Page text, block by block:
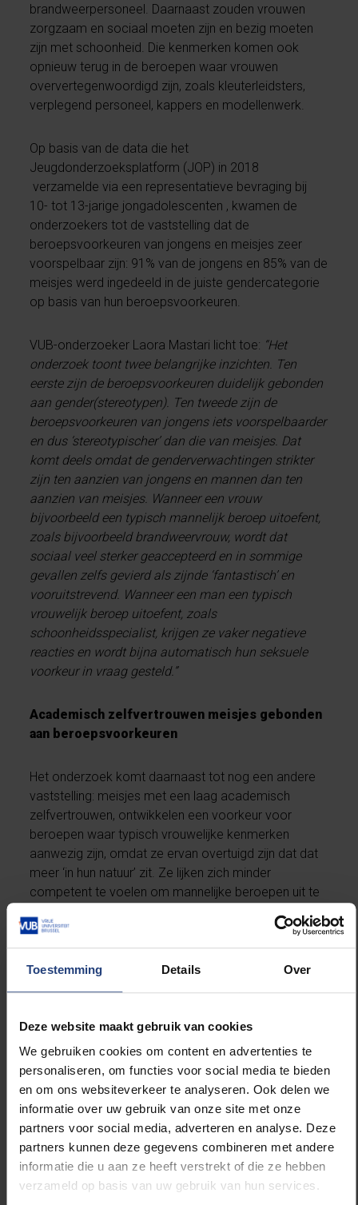
Toestemming Details Over
Deze website maakt gebruik van cookies
We gebruiken cookies om content en advertenties te
personaliseren, om functies voor social media te bieden
en om ons websiteverkeer te analyseren. Ook delen we
informatie over uw gebruik van onze site met onze
partners voor social media, adverteren en analyse. Deze
partners kunnen deze gegevens combineren met andere
informatie die u aan ze heeft verstrekt of die ze hebben
verzameld op basis van uw gebruik van hun services.
brandweerpersoneel. Daarnaast zouden vrouwen
zorgzaam en sociaal moeten zijn en bezig moeten
zijn met schoonheid. Die kenmerken komen ook
opnieuw terug in de beroepen waar vrouwen
oververtegenwoordigd zijn, zoals kleuterleidsters,
verplegend personeel, kappers en modellenwerk.
Op basis van de data die het
Jeugdonderzoeksplatform (JOP) in 2018
verzamelde via een representatieve bevraging bij
10- tot 13-jarige jongadolescenten , kwamen de
onderzoekers tot de vaststelling dat de
beroepsvoorkeuren van jongens en meisjes zeer
voorspelbaar zijn: 91% van de jongens en 85% van de
meisjes werd ingedeeld in de juiste gendercategorie
op basis van hun beroepsvoorkeuren.
VUB-onderzoeker Laora Mastari licht toe: “Het
onderzoek toont twee belangrijke inzichten. Ten
eerste zijn de beroepsvoorkeuren duidelijk gebonden
aan gender(stereotypen). Ten tweede zijn de
beroepsvoorkeuren van jongens iets voorspelbaarder
en dus ‘stereotypischer’ dan die van meisjes. Dat
komt deels omdat de genderverwachtingen strikter
zijn ten aanzien van jongens en mannen dan ten
aanzien van meisjes. Wanneer een vrouw
bijvoorbeeld een typisch mannelijk beroep uitoefent,
zoals bijvoorbeeld brandweervrouw, wordt dat
sociaal veel sterker geaccepteerd en in sommige
gevallen zelfs gevierd als zijnde ‘fantastisch’ en
vooruitstrevend. Wanneer een man een typisch
vrouwelijk beroep uitoefent, zoals
schoonheidsspecialist, krijgen ze vaker negatieve
reacties en wordt bijna automatisch hun seksuele
voorkeur in vraag gesteld.”
Academisch zelfvertrouwen meisjes gebonden
aan beroepsvoorkeuren
Het onderzoek komt daarnaast tot nog een andere
vaststelling: meisjes met een laag academisch
zelfvertrouwen, ontwikkelen een voorkeur voor
beroepen waar typisch vrouwelijke kenmerken
aanwezig zijn, omdat ze ervan overtuigd zijn dat dat
meer ‘in hun natuur’ zit. Ze lijken zich minder
competent te voelen om mannelijke beroepen uit te
technisch, fysiek sterk of moedig’ vinden als jongens
en mannen. Het omgekeerde is eveneens waar:
meisjes met een hoog academisch zelfvertrouwen
later kunnen uitoefenen is dus groter.
“Bij meisjes merk je een discours dat wijst op “Ik
bezit de competenties niet om een mannelijk beroep
uit te oefenen”, terwijl dat bij jongens net “Het hoort
niet dat ik een vrouwelijk beroep zou uitoefenen” is.
Ons onderzoek toont namelijk dat de ontwikkeling
van stereotiepe voorkeuren bij jongens sterk
gestuurd wordt door de druk die ze ervaren vanuit